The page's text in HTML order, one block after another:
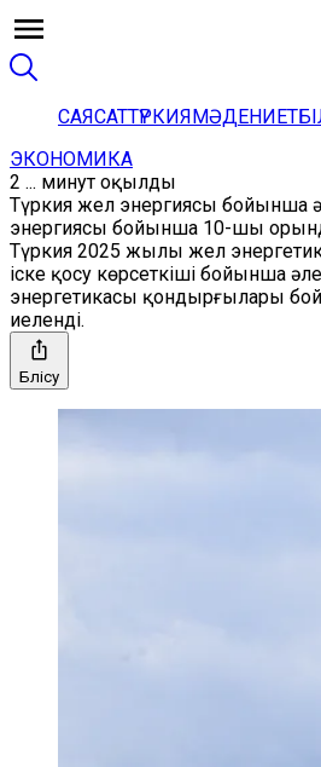
САЯСАТТҮРКИЯМӘДЕНИЕТ
ЭКОНОМИКА
2 ... минут оқылды
Түркия жел энергиясы бойынша
энергиясы бойынша 10-шы
Түркия 2025 жылы жел
іске қосу көрсеткіші бойынша
энергетикасы қондырғылары
иеленді.
Бөлісу